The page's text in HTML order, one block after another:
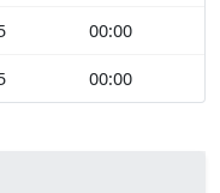
00:00
00:00